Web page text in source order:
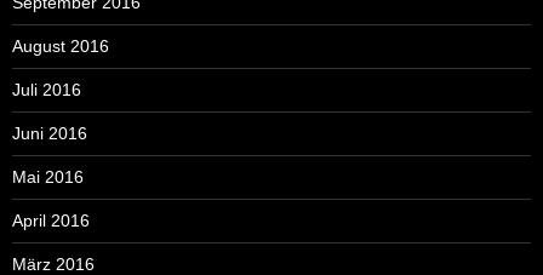
August 2016
Juli 2016
Juni 2016
Mai 2016
April 2016
März 2016